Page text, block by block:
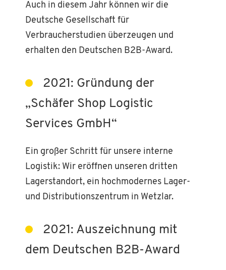
Auch in diesem Jahr können wir die
Deutsche Gesellschaft für
Verbraucherstudien überzeugen und
erhalten den Deutschen B2B-Award.
2021: Gründung der
„Schäfer Shop Logistic
Services GmbH“
Ein großer Schritt für unsere interne
Logistik: Wir eröffnen unseren dritten
Lagerstandort, ein hochmodernes Lager-
und Distributionszentrum in Wetzlar.
2021: Auszeichnung mit
dem Deutschen B2B-Award